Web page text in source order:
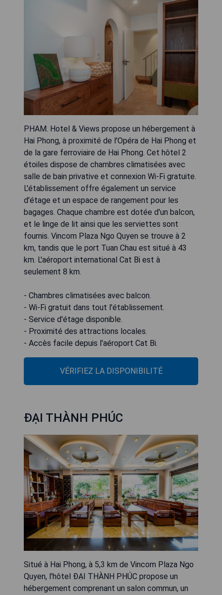
PHAM. Hotel & Views propose un hébergement à
Hai Phong, à proximité de l'Opéra de Hai Phong et
de la gare ferroviaire de Hai Phong. Cet hôtel 2
étoiles dispose de chambres climatisées avec
salle de bain privative et connexion Wi-Fi gratuite.
L'établissement offre également un service
d'étage et un espace de rangement pour les
bagages. Chaque chambre est dotée d'un balcon,
et le linge de lit ainsi que les serviettes sont
fournis. Vincom Plaza Ngo Quyen se trouve à 2
km, tandis que le port Tuan Chau est situé à 43
km. L'aéroport international Cat Bi est à
seulement 8 km.
- Chambres climatisées avec balcon.
- Wi-Fi gratuit dans tout l'établissement.
- Service d'étage disponible.
- Proximité des attractions locales.
- Accès facile depuis l'aéroport Cat Bi.
VÉRIFIEZ LA DISPONIBILITÉ
ĐẠI THÀNH PHÚC
Situé à Hai Phong, à 5,3 km de Vincom Plaza Ngo
Quyen, l'hôtel ĐẠI THÀNH PHÚC propose un
hébergement comprenant un salon commun, un